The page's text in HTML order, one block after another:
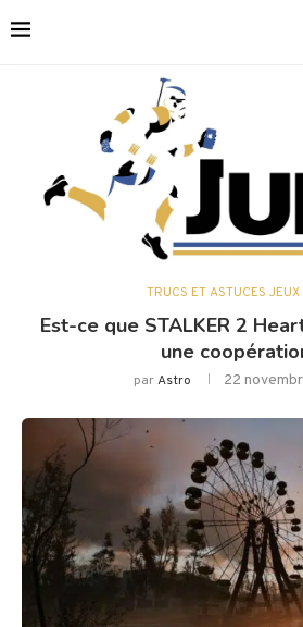
TRUCS ET ASTUCES JEUX
Est-ce que STALKER 2
une
parAstro 22